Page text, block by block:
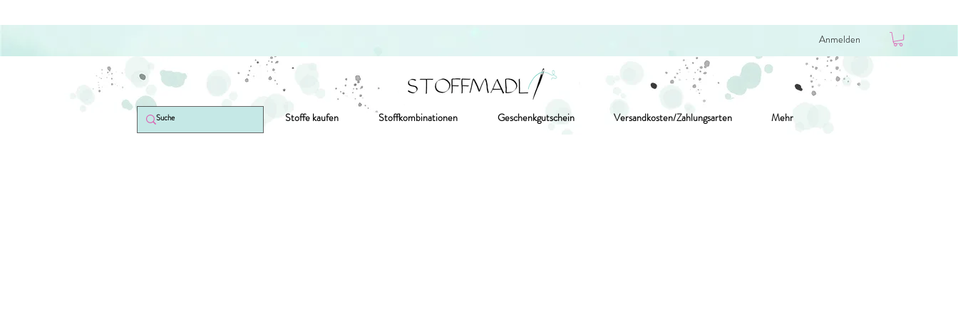
Anmelden
Stoffe kaufen Stoffkombinationen Geschenkgutschein Versandkosten/Zahlungsarten Mehr